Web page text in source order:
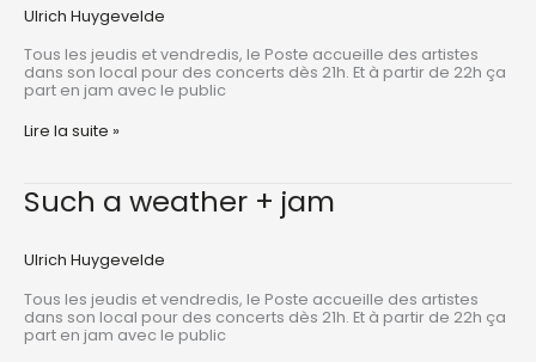
Ulrich Huygevelde
Tous les jeudis et vendredis, le Poste accueille des artistes
dans son local pour des concerts dès 21h. Et à partir de 22h ça
part en jam avec le public
Vicky
Koalas
Lire la suite »
Such a weather + jam
Ulrich Huygevelde
Tous les jeudis et vendredis, le Poste accueille des artistes
dans son local pour des concerts dès 21h. Et à partir de 22h ça
part en jam avec le public